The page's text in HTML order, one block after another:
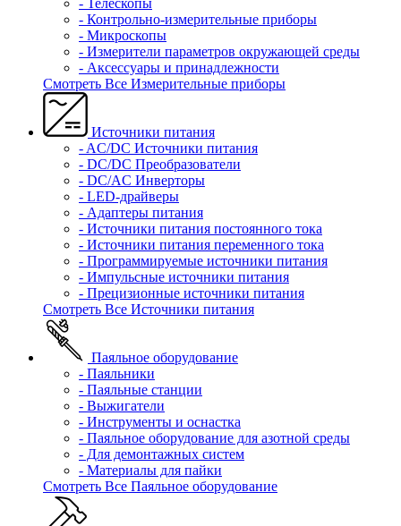
- Телескопы
- Контрольно-измерительные приборы
- Микроскопы
- Измерители параметров окружающей среды
- Аксессуары и принадлежности
Смотреть Все Измерительные приборы
Источники питания
- AC/DC Источники питания
- DC/DC Преобразователи
- DC/AC Инверторы
- LED-драйверы
- Адаптеры питания
- Источники питания постоянного тока
- Источники питания переменного тока
- Программируемые источники питания
- Импульсные источники питания
- Прецизионные источники питания
Смотреть Все Источники питания
Паяльное оборудование
- Паяльники
- Паяльные станции
- Выжигатели
- Инструменты и оснастка
- Паяльное оборудование для азотной среды
- Для демонтажных систем
- Материалы для пайки
Смотреть Все Паяльное оборудование